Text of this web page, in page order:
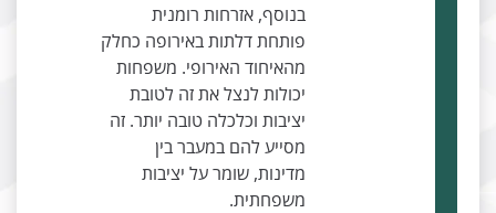
בנוסף, אזרחות רומנית
פותחת דלתות באירופה כחלק
מהאיחוד האירופי. משפחות
יכולות לנצל את זה לטובת
יציבות וכלכלה טובה יותר. זה
מסייע להם במעבר בין
מדינות, שומר על יציבות
משפחתית.